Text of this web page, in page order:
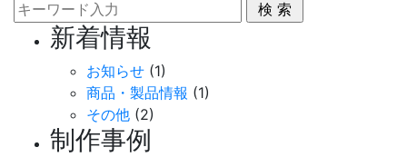
新着情報
お知らせ (1)
商品・製品情報 (1)
その他 (2)
制作事例